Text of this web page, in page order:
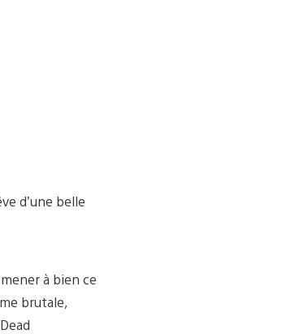
d’une belle
à bien ce
brutale,